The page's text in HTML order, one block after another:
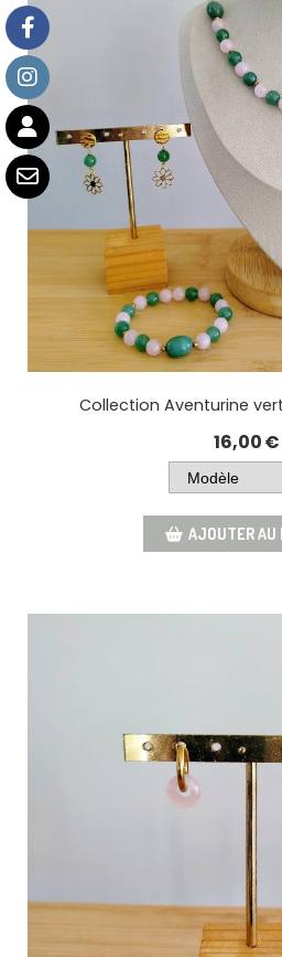
Collection Aventurine
16,00€
AJOUTER AU